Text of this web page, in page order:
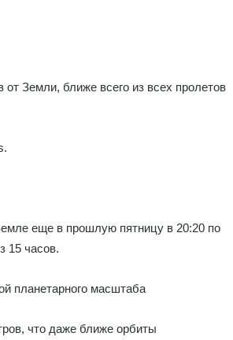
Земли, ближе всего из всех пролетов
еще в прошлую пятницу в 20:20 по
15 часов.
планетарного масштаба
что даже ближе орбиты